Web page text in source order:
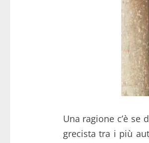
Una ragione c’è
grecista tra i più